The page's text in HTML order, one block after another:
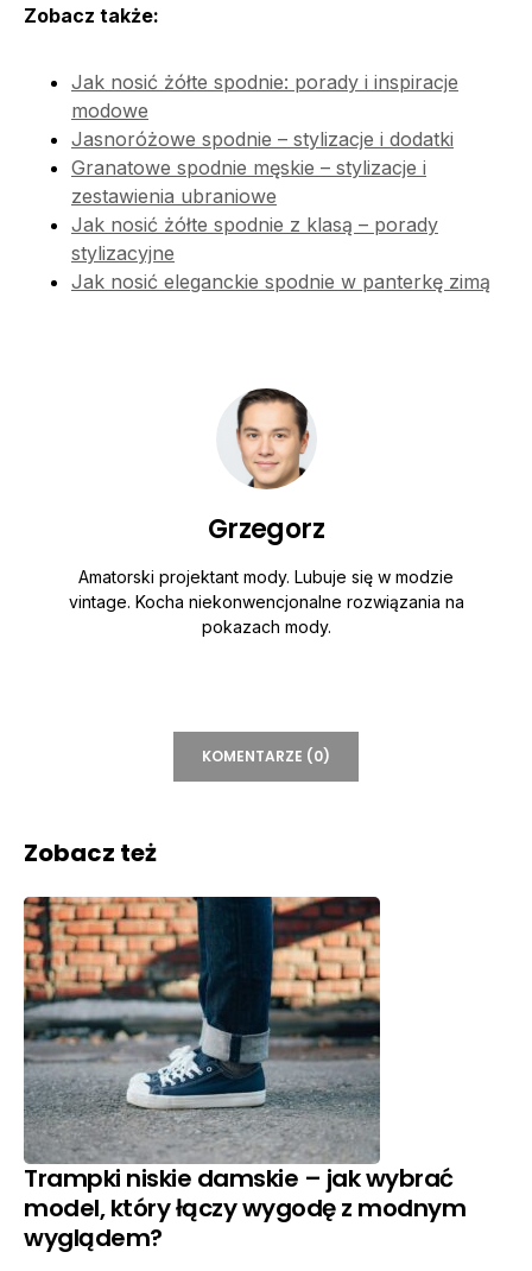
Zobacz także:
Jak nosić żółte spodnie: porady i inspiracje
modowe
Jasnoróżowe spodnie – stylizacje i dodatki
Granatowe spodnie męskie – stylizacje i
zestawienia ubraniowe
Jak nosić żółte spodnie z klasą – porady
stylizacyjne
Jak nosić eleganckie spodnie w panterkę zimą
Grzegorz
Amatorski projektant mody. Lubuje się w modzie
vintage. Kocha niekonwencjonalne rozwiązania na
pokazach mody.
KOMENTARZE (0)
Zobacz też
Trampki niskie damskie – jak wybrać
model, który łączy wygodę z modnym
wyglądem?